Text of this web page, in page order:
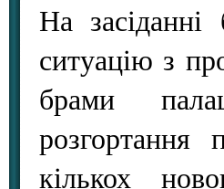
На засіданні
ситуацію з
брами
розгортання
кількох